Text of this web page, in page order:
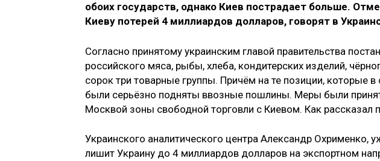
обоих государств, однако Киев пострадает больше.
Киеву потерей 4 миллиардов долларов, говорят в
Согласно принятому украинским главой правительства
российского мяса, рыбы, хлеба, кондитерских изделий,
сорок три товарные группы. Причём на те позиции, которые
были серьёзно подняты ввозные пошлины. Меры были
Москвой зоны свободной торговли с Киевом. Как рассказал
Украинского аналитического центра Александр Охрименко,
лишит Украину до 4 миллиардов долларов на экспортном